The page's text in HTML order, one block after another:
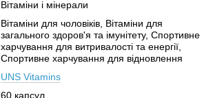
Вітаміни і мінерали
Вітаміни для чоловіків, Вітаміни для
загального здоров'я та імунітету, Спортивне
харчування для витривалості та енергії,
Спортивне харчування для відновлення
UNS Vitamins
60 капсул